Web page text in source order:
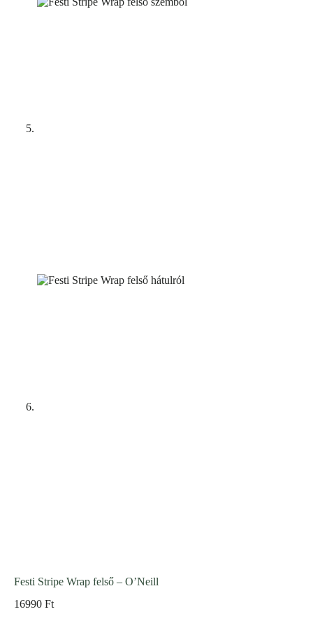
Festi Stripe Wrap felső – O’Neill
16990 Ft